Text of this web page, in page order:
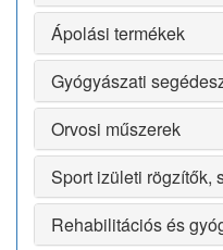
Ápolási termékek
Gyógyászati
Orvosi műszerek
Sport izületi rögzítők,
Rehabilitációs és